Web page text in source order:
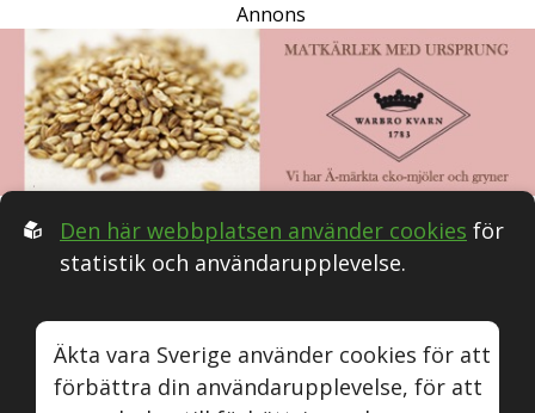
Annons
Följ oss i Sociala medier:
Äkta varaNaturvinInstagramYoutube
Den här webbplatsen använder cookies för
statistik och användarupplevelse.
Äkta vara Sverige använder cookies för att
förbättra din användarupplevelse, för att